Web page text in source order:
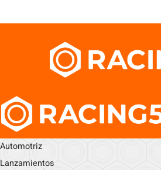
Automotriz
Lanzamientos